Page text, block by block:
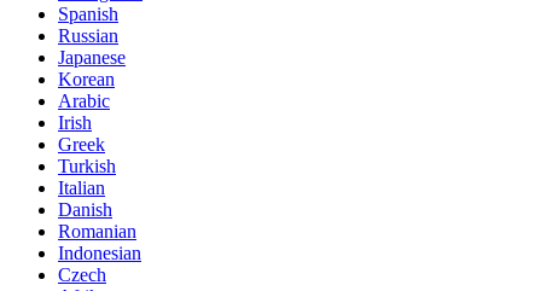
Spanish
Russian
Japanese
Korean
Arabic
Irish
Greek
Turkish
Italian
Danish
Romanian
Indonesian
Czech